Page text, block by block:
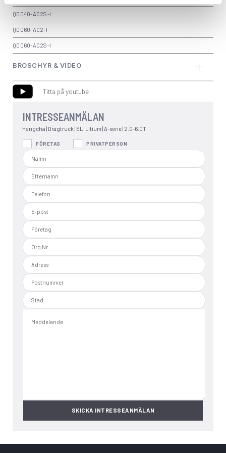
QDD40-AC2S-I
QDD60-AC2-I
QDD60-AC2S-I
BROSCHYR & VIDEO
Titta på youtube
INTRESSEANMÄLAN
Hangcha | Dragtruck | EL | Litium | A-serie | 2.0-6.0T
FÖRETAG PRIVATPERSON